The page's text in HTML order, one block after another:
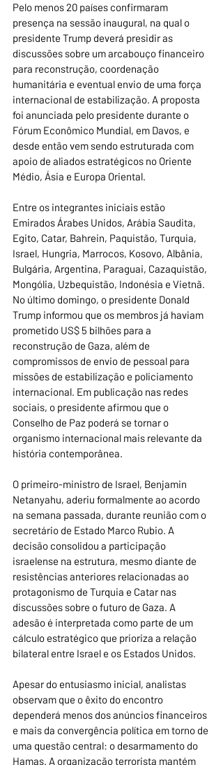
Pelo menos 20 países confirmaram
presença na sessão inaugural, na qual o
presidente Trump deverá presidir as
discussões sobre um arcabouço financeiro
para reconstrução, coordenação
humanitária e eventual envio de uma força
internacional de estabilização. A proposta
foi anunciada pelo presidente durante o
Fórum Econômico Mundial, em Davos, e
desde então vem sendo estruturada com
apoio de aliados estratégicos no Oriente
Médio, Ásia e Europa Oriental.
Entre os integrantes iniciais estão
Emirados Árabes Unidos, Arábia Saudita,
Egito, Catar, Bahrein, Paquistão, Turquia,
Israel, Hungria, Marrocos, Kosovo, Albânia,
Bulgária, Argentina, Paraguai, Cazaquistão,
Mongólia, Uzbequistão, Indonésia e Vietnã.
No último domingo, o presidente Donald
Trump informou que os membros já haviam
prometido US$ 5 bilhões para a
reconstrução de Gaza, além de
compromissos de envio de pessoal para
missões de estabilização e policiamento
internacional. Em publicação nas redes
sociais, o presidente afirmou que o
Conselho de Paz poderá se tornar o
organismo internacional mais relevante da
história contemporânea.
O primeiro-ministro de Israel, Benjamin
Netanyahu, aderiu formalmente ao acordo
na semana passada, durante reunião com o
secretário de Estado Marco Rubio. A
decisão consolidou a participação
israelense na estrutura, mesmo diante de
resistências anteriores relacionadas ao
protagonismo de Turquia e Catar nas
discussões sobre o futuro de Gaza. A
adesão é interpretada como parte de um
cálculo estratégico que prioriza a relação
bilateral entre Israel e os Estados Unidos.
Apesar do entusiasmo inicial, analistas
observam que o êxito do encontro
dependerá menos dos anúncios financeiros
e mais da convergência política em torno de
uma questão central: o desarmamento do
Hamas. A organização terrorista mantém